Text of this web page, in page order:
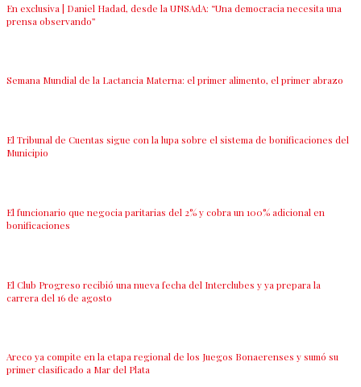
En exclusiva | Daniel Hadad, desde la UNSAdA: “Una democracia necesita una
prensa observando”
Semana Mundial de la Lactancia Materna: el primer alimento, el primer abrazo
El Tribunal de Cuentas sigue con la lupa sobre el sistema de bonificaciones del
Municipio
El funcionario que negocia paritarias del 2% y cobra un 100% adicional en
bonificaciones
El Club Progreso recibió una nueva fecha del Interclubes y ya prepara la
carrera del 16 de agosto
Areco ya compite en la etapa regional de los Juegos Bonaerenses y sumó su
primer clasificado a Mar del Plata